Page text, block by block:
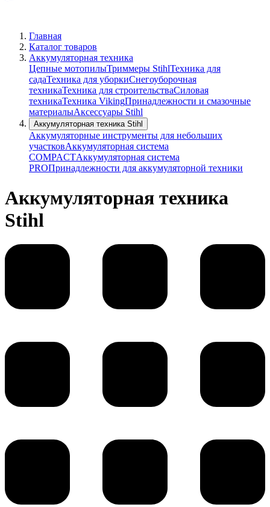
Главная
Каталог товаров
Аккумуляторная техника
Цепные мотопилыТриммеры StihlТехника для
садаТехника для уборкиСнегоуборочная
техникаТехника для строительстваСиловая
техникаТехника VikingПринадлежности и смазочные
материалыАксессуары Stihl
Аккумуляторная техника Stihl
Аккумуляторные инструменты для небольших
участковАккумуляторная система
COMPACTАккумуляторная система
PROПринадлежности для аккумуляторной техники
Аккумуляторная техника
Stihl